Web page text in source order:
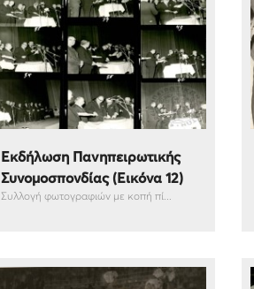
Εκδήλωση Πανηπειρωτικής
Συνομοσπονδίας (Εικόνα 12)
Συλλογή φωτογραφιών με κοπή πί...